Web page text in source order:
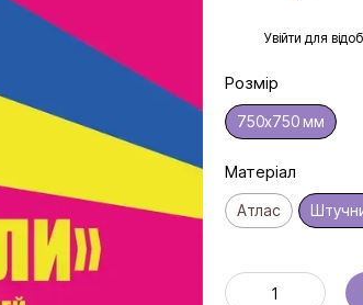
Увійти для
Розмір
750х750 мм
Матеріал
Атлас